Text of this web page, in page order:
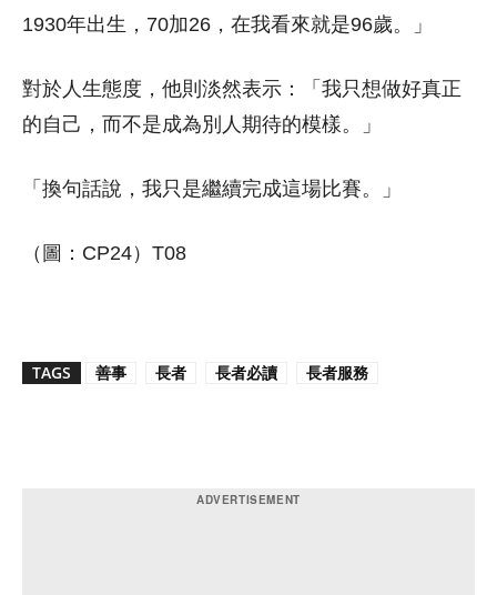
1930年出生，70加26，在我看來就是96歲。」
對於人生態度，他則淡然表示：「我只想做好真正
的自己，而不是成為別人期待的模樣。」
「換句話說，我只是繼續完成這場比賽。」
（圖：CP24）T08
TAGS 善事 長者 長者必讀 長者服務